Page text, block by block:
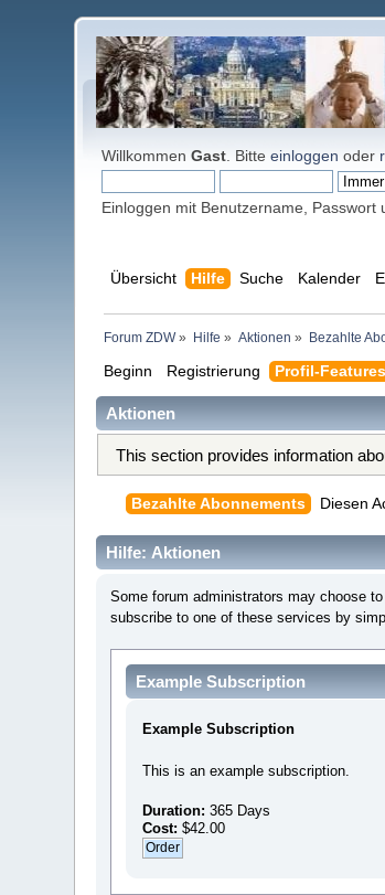
WillkommenGast . Bitteeinloggen oder
Einloggen mit Benutzername, Passwort
Übersicht Hilfe Suche Kalender
Forum ZDW» Hilfe » Aktionen » Bezahlte
Beginn Registrierung Profil-Features
Aktionen
This section provides information
Bezahlte Abonnements Diesen
Hilfe: Aktionen
Some forum administrators may choose
subscribe to one of these services by
Example Subscription
Example Subscription
This is an example subscription.
Duration: 365 Days
Cost: $42.00